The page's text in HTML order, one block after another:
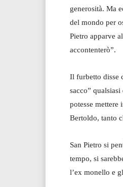
generosità. Ma
del mondo per
Pietro apparve
accontenterò”.
Il furbetto disse
sacco”
potesse
Bertoldo, tanto
San Pietro si
tempo, si
l’ex monello e